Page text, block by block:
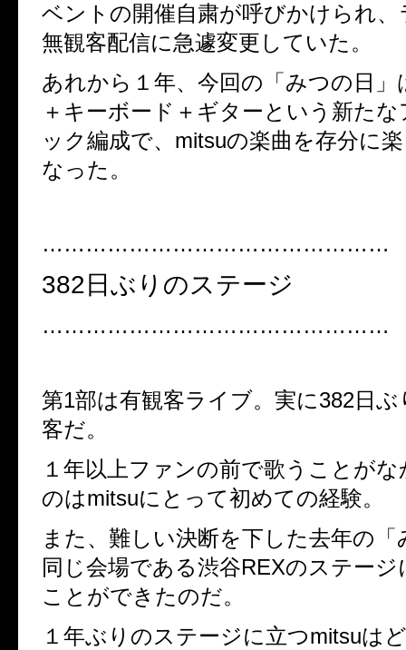
ベントの開催自粛が呼びかけられ
無観客配信に急遽変更していた。
あれから１年、今回の「みつの日
＋キーボード＋ギターという新た
ック編成で、mitsuの楽曲を存分に
なった。
…………………………………………
382日ぶりのステージ
…………………………………………
第1部は有観客ライブ。実に382日
客だ。
１年以上ファンの前で歌うことが
のはmitsuにとって初めての経験。
また、難しい決断を下した去年の
同じ会場である渋谷REXのステー
ことができたのだ。
１年ぶりのステージに立つmitsuは